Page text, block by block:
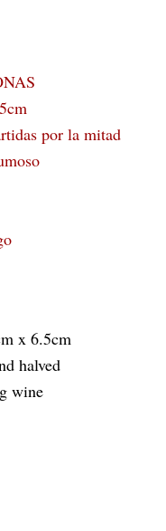
por la mitad
x 6.5cm
halved
wine